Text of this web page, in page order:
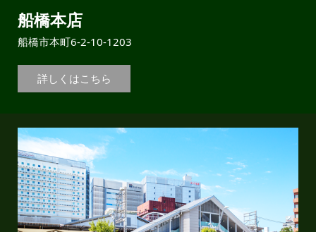
船橋本店
船橋市本町6-2-10-1203
詳しくはこちら